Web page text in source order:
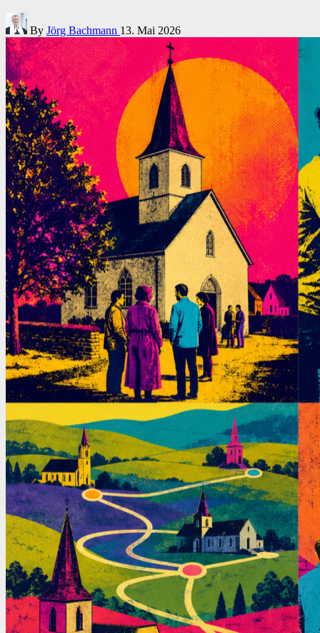
Posted
by
By Jörg Bachmann 13. Mai 2026